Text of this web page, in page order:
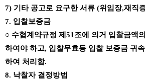
7) 기타 공고로 요구한 서류 (위임장,재직
7. 입찰보증금
○ 수협계약규정 제 51 조에 의거 입찰금액의
하여야 하고, 입찰무효등 입찰 보증금 귀
하여 처리함.
8. 낙찰자 결정방법